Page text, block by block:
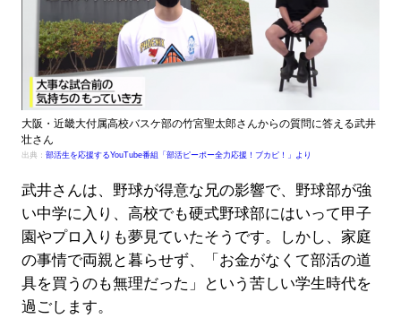
大阪・近畿大付属高校バスケ部の竹宮聖太郎さんからの質問に答える武井
壮さん
出典： 部活生を応援するYouTube番組「部活ピーポー全力応援！ブカピ！」より
武井さんは、野球が得意な兄の影響で、野球部が強
い中学に入り、高校でも硬式野球部にはいって甲子
園やプロ入りも夢見ていたそうです。しかし、家庭
の事情で両親と暮らせず、「お金がなくて部活の道
具を買うのも無理だった」という苦しい学生時代を
過ごします。